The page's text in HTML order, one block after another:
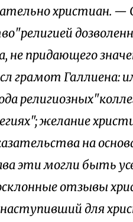
христиан. —
не придающего
грамот Галлиена:
желание
на
эти могли быть
отзывы
для